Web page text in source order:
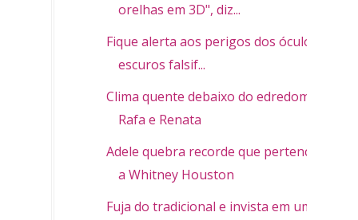
orelhas em 3D", diz...
Fique alerta aos perigos dos óculos
escuros falsif...
Clima quente debaixo do edredom de
Rafa e Renata
Adele quebra recorde que pertencia
a Whitney Houston
Fuja do tradicional e invista em um